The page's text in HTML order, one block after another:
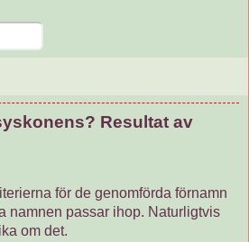
Resultat av
för de genomförda förnamn
namnen passar ihop. Naturligtvis
om det.